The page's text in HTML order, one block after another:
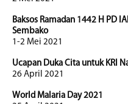
Baksos Ramadan 1442 H PD
Sembako
1-2 Mei 2021
Ucapan Duka Cita untuk KRI
26 April 2021
World Malaria Day 2021